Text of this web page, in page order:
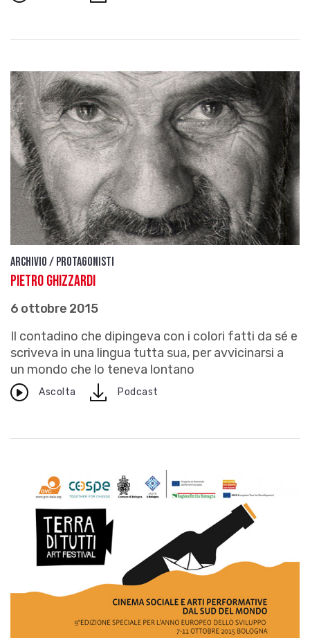
Archivio / Protagonisti
Pietro Ghizzardi
6 ottobre 2015
Il contadino che dipingeva con i colori fatti da sé e
scriveva in una lingua tutta sua, per avvicinarsi a
un mondo che lo teneva lontano
Ascolta downloadPodcast